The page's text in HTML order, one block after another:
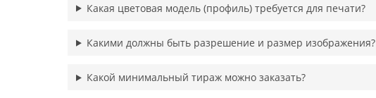
Какая цветовая модель (профиль) требуется для печати?
Какими должны быть разрешение и размер изображения?
Какой минимальный тираж можно заказать?